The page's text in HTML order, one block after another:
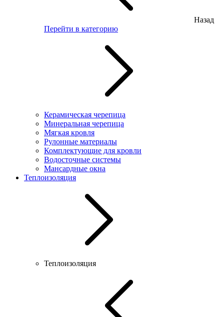
Назад
Перейти в категорию
Керамическая черепица
Минеральная черепица
Мягкая кровля
Рулонные материалы
Комплектующие для кровли
Водосточные системы
Мансардные окна
Теплоизоляция
Теплоизоляция